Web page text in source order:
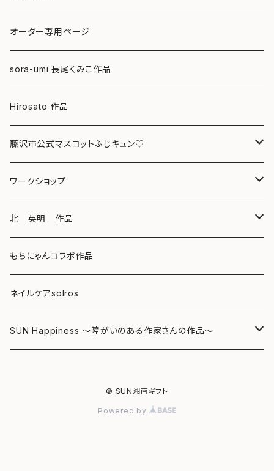
ポストカード
グリーティングカード
クリアファイル
マグカップ
スマホケース
キーホルダー
バッグ
Tシャツ
ミラー
オーダー専用ページ
sora-umi 長尾くみこ作品
Hirosato 作品
藤沢市公式マスコットふじキュン♡
クリアファイル
ボールペン
キーホルダー
マグネット
シール
ワークショップ
海レジンアートボード
レジンチャーム
サンキャッチャー
北 英明 作品
ポストカード
もちにゃんコラボ作品
ネイルケアsolros
SUN Happiness ～障がいのある作家さんの作品～
© SUN湘南ギフト
Powered by